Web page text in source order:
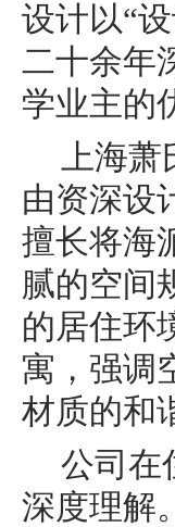
设计以“
二十余年
学业主的
上海萧
由资深设
擅长将海
腻的空间
的居住环
寓，强调
材质的和
公司在
深度理解